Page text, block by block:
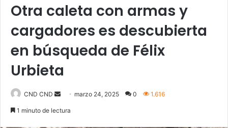
Otra caleta con armas y
cargadores es descubierta
en búsqueda de Félix
Urbieta
CND CND
Send marzo 24, 2025 0 1.616
1 minuto de lectura